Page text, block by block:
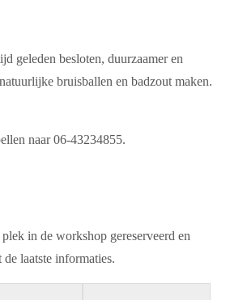
geleden besloten, duurzaamer en
bruisballen en badzout maken.
naar 06-43234855.
in de workshop gereserveerd en
laatste informaties.